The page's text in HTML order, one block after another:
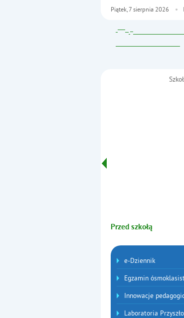
Piątek, 7 sierpnia 2026
Przed szkołą
Menu dodatkowe
e-Dziennik
Egzamin
Innowacje
Laboratoria